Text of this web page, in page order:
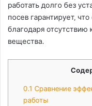
работать долго без
посев гарантирует‚
благодаря отсутствию
вещества.
0.1 Сравнение
работы